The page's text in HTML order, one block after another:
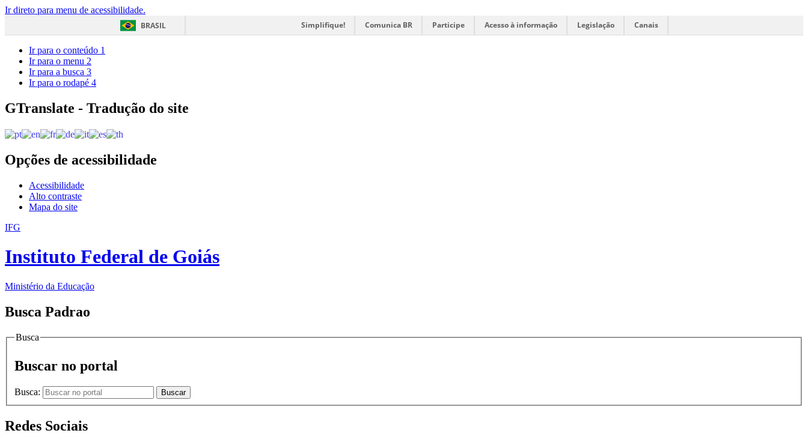
Ir direto para menu de acessibilidade.
BRASIL
Simplifique! Comunica BR Participe Acesso à informação Legislação Canais
Ir para o conteúdo 1
Ir para o menu 2
Ir para a busca 3
Ir para o rodapé 4
GTranslate - Tradução do site
Opções de acessibilidade
Acessibilidade
Alto contraste
Mapa do site
IFG
Instituto Federal de Goiás
Ministério da Educação
Busca Padrao
Busca
Buscar no portal
Busca: Buscar
Redes Sociais